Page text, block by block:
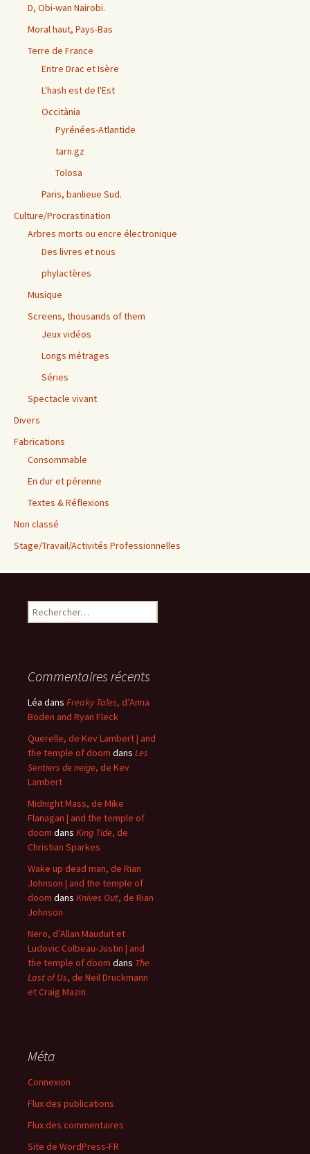
D, Obi-wan Nairobi.
Moral haut, Pays-Bas
Terre de France
Entre Drac et Isère
L'hash est de l'Est
Occitània
Pyrénées-Atlantide
tarn.gz
Tolosa
Paris, banlieue Sud.
Culture/Procrastination
Arbres morts ou encre électronique
Des livres et nous
phylactères
Musique
Screens, thousands of them
Jeux vidéos
Longs métrages
Séries
Spectacle vivant
Divers
Fabrications
Consommable
En dur et pérenne
Textes & Réflexions
Non classé
Stage/Travail/Activités Professionnelles
Rechercher :
Commentaires récents
Léa dans Freaky Tales, d’Anna
Boden and Ryan Fleck
Querelle, de Kev Lambert | and
the temple of doom dans Les
Sentiers de neige, de Kev
Lambert
Midnight Mass, de Mike
Flanagan | and the temple of
doom dans King Tide, de
Christian Sparkes
Wake up dead man, de Rian
Johnson | and the temple of
doom dans Knives Out, de Rian
Johnson
Nero, d’Allan Mauduit et
Ludovic Colbeau-Justin | and
the temple of doom dans The
Last of Us, de Neil Druckmann
et Craig Mazin
Méta
Connexion
Flux des publications
Flux des commentaires
Site de WordPress-FR